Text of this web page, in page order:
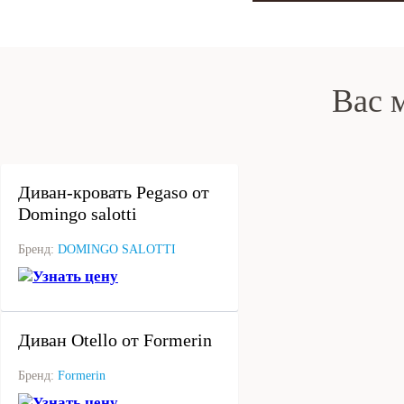
Вас
Диван-кровать Pegaso от
Domingo salotti
Бренд: DOMINGO SALOTTI
Узнать цену
Диван Otello от Formerin
Бренд: Formerin